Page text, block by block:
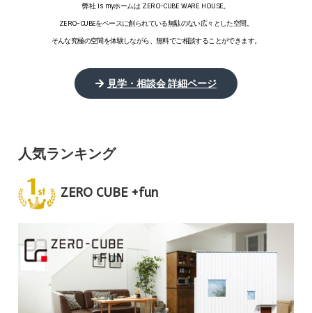
弊社 is myホームは ZERO-CUBE WARE HOUSE。
ZERO-CUBEをベースに創られている無駄のない広々とした空間。
そんな究極の空間を体験しながら、無料でご相談することができます。
見学・相談会 詳細ページ
人気ランキング
ZERO CUBE +fun